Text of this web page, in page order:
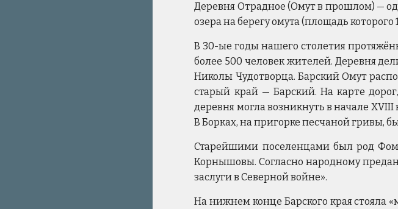
Деревня Отрадное (Омут в прошлом) —
озера на берегу омута (площадь
В 30-ые годы нашего столетия
более 500 человек жителей. Деревня
Николы Чудотворца. Барский Омут
старый край — Барский. На карте
деревня могла возникнуть в начале
В Борках, на пригорке песчаной гривы,
Старейшими поселенцами был род
Корнышовы. Согласно народному
заслуги в Северной войне».
На нижнем конце Барского края стояла